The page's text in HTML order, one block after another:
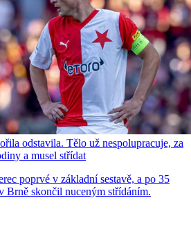
odstavila. Tělo už nespolupracuje, za
a musel střídat
poprvé v základní sestavě, a po 35
Brně skončil nuceným střídáním.